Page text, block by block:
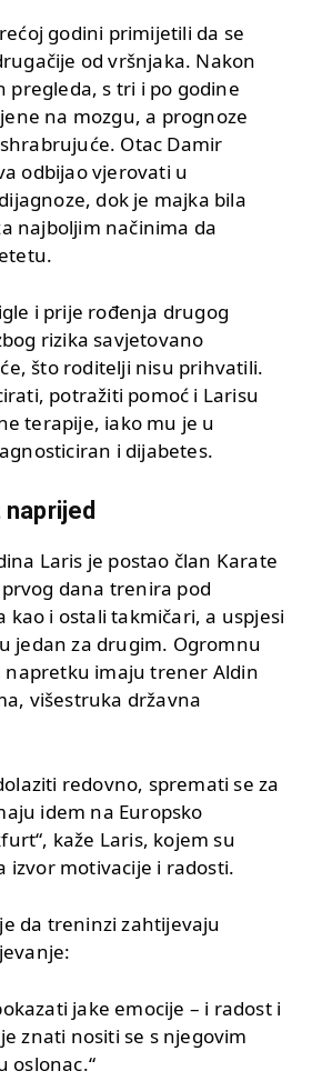
godini primijetili da se
od vršnjaka. Nakon
pregleda, s tri i po godine
na mozgu, a prognoze
Otac Damir
odbijao vjerovati u
dok je majka bila
najboljim načinima da
i prije rođenja drugog
rizika savjetovano
što roditelji nisu prihvatili.
potražiti pomoć i Larisu
terapije, iako mu je u
i dijabetes.
Laris je postao član Karate
prvog dana trenira pod
kao i ostali takmičari, a uspjesi
jedan za drugim. Ogromnu
napretku imaju trener Aldin
višestruka državna
redovno, spremati se za
idem na Europsko
kaže Laris, kojem su
izvor motivacije i radosti.
da treninzi zahtijevaju
jake emocije – i radost i
znati nositi se s njegovim
oslonac.“